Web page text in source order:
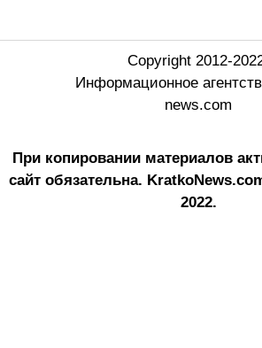
Copyright 2012-
Информационное
news.com
При копировании материалов
сайт обязательна.
2022.